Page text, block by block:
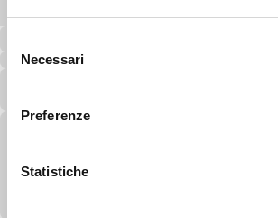
delNecessari
Preferenze
Statistiche